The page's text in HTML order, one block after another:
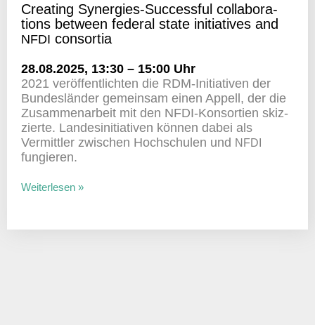
Crea­ting Syner­gies-Successful colla­bo­ra­
tions between federal state initia­tives and
NFDI consortia
28.08.2025, 13:30 – 15:00 Uhr
2021 veröf­fent­lichten die RDM-Initia­tiven der
Bundes­länder gemeinsam einen Appell, der die
Zusam­men­ar­beit mit den NFDI-Konsor­tien skiz­
zierte. Landes­in­itia­tiven können dabei als
Vermittler zwischen Hoch­schulen und NFDI
fungieren.
Weiterlesen »